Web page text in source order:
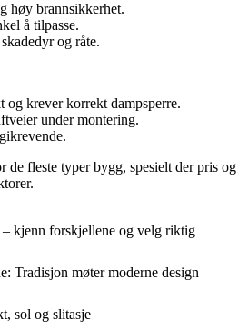
høy brannsikkerhet.
å tilpasse.
og råte.
og krever korrekt dampsperre.
under montering.
fleste typer bygg, spesielt der pris og
kjenn forskjellene og velg riktig
Tradisjon møter moderne design
sol og slitasje